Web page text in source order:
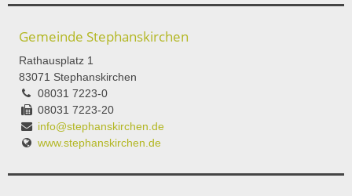
Gemeinde Stephanskirchen
Rathausplatz 1
83071 Stephanskirchen
08031 7223-0
08031 7223-20
info@stephanskirchen.de
www.stephanskirchen.de